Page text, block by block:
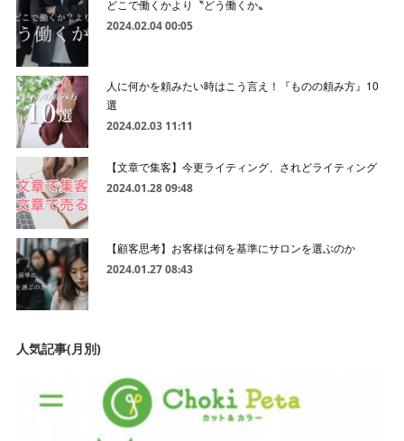
どこで働くかより〝どう働くか〟
2024.02.04 00:05
人に何かを頼みたい時はこう言え！『ものの頼み方』10
選
2024.02.03 11:11
【文章で集客】今更ライティング、されどライティング
2024.01.28 09:48
【顧客思考】お客様は何を基準にサロンを選ぶのか
2024.01.27 08:43
人気記事(月別)